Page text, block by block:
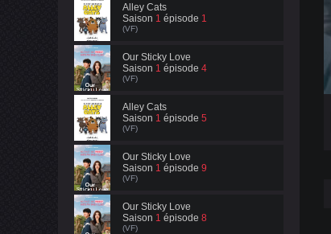
Alley Cats
Saison 1 épisode 1
(VF)
Our Sticky Love
Saison 1 épisode 4
(VF)
Alley Cats
Saison 1 épisode 5
(VF)
Our Sticky Love
Saison 1 épisode 9
(VF)
Our Sticky Love
Saison 1 épisode 8
(VF)